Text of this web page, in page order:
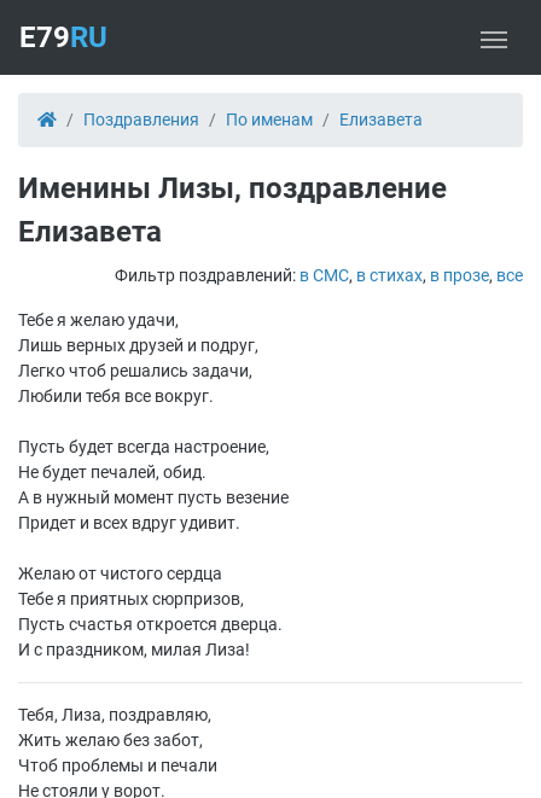
E79RU
Поздравления По именам Елизавета
Именины Лизы, поздравление
Елизавета
Фильтр поздравлений: в СМС, в стихах, в прозе, все
Тебе я желаю удачи,
Лишь верных друзей и подруг,
Легко чтоб решались задачи,
Любили тебя все вокруг.
Пусть будет всегда настроение,
Не будет печалей, обид.
А в нужный момент пусть везение
Придет и всех вдруг удивит.
Желаю от чистого сердца
Тебе я приятных сюрпризов,
Пусть счастья откроется дверца.
И с праздником, милая Лиза!
Тебя, Лиза, поздравляю,
Жить желаю без забот,
Чтоб проблемы и печали
Не стояли у ворот.